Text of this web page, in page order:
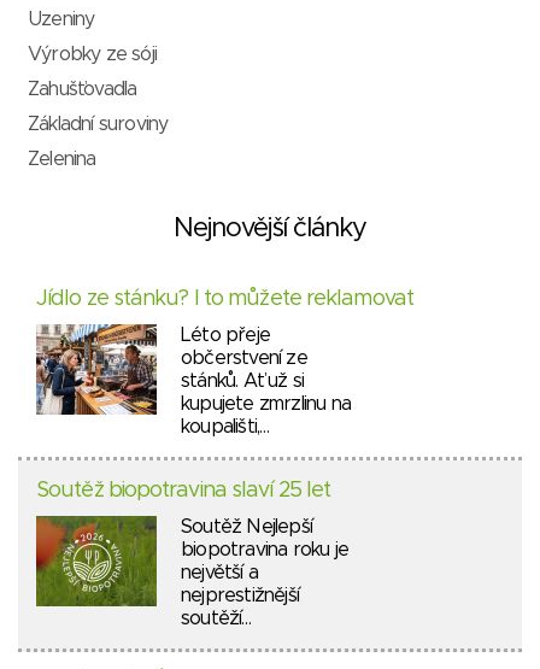
Uzeniny
Výrobky ze sóji
Zahušťovadla
Základní suroviny
Zelenina
Nejnovější články
Jídlo ze stánku? I to můžete reklamovat
Léto přeje
občerstvení ze
stánků. Ať už si
kupujete zmrzlinu na
koupališti,…
Soutěž biopotravina slaví 25 let
Soutěž Nejlepší
biopotravina roku je
největší a
nejprestižnější
soutěží…